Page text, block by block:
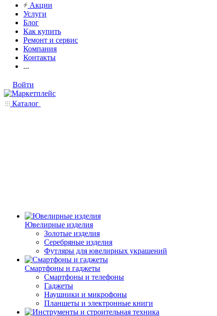
Акции
Услуги
Блог
Как купить
Ремонт и сервис
Компания
Контакты
...
Войти
Каталог
Ювелирные изделия
Золотые изделия
Серебряные изделия
Футляры для ювелирных украшений
Смартфоны и гаджеты
Смартфоны и телефоны
Гаджеты
Наушники и микрофоны
Планшеты и электронные книги